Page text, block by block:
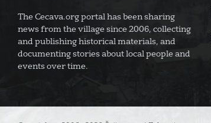
The Cecava.org portal has been sharing
news from the village since 2006, collecting
and publishing historical materials, and
documenting stories about local people and
events over time.